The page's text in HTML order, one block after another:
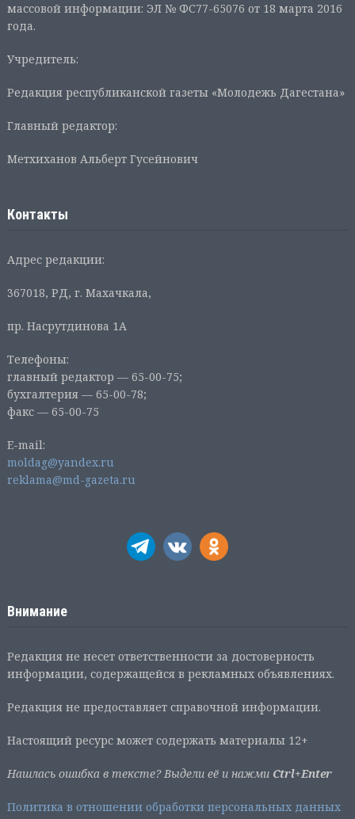
массовой информации: ЭЛ № ФС77-65076 от 18 марта 2016
года.
Учредитель:
Редакция республиканской газеты «Молодежь Дагестана»
Главный редактор:
Метхиханов Альберт Гусейнович
Контакты
Адрес редакции:
367018, РД, г. Махачкала,
пр. Насрутдинова 1А
Телефоны:
главный редактор — 65-00-75;
бухгалтерия — 65-00-78;
факс — 65-00-75
E-mail:
moldag@yandex.ru
reklama@md-gazeta.ru
Внимание
Редакция не несет ответственности за достоверность
информации, содержащейся в рекламных объявлениях.
Редакция не предоставляет справочной информации.
Настоящий ресурс может содержать материалы 12+
Нашлась ошибка в тексте? Выдели её и нажми Ctrl+Enter
Политика в отношении обработки персональных данных